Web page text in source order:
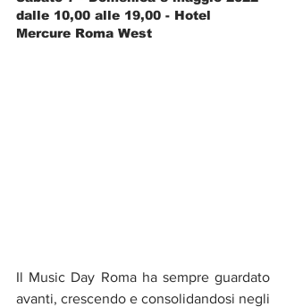
dalle 10,00 alle 19,00 - Hotel
Mercure Roma West
Il Music Day Roma ha sempre guardato
avanti, crescendo e consolidandosi negli